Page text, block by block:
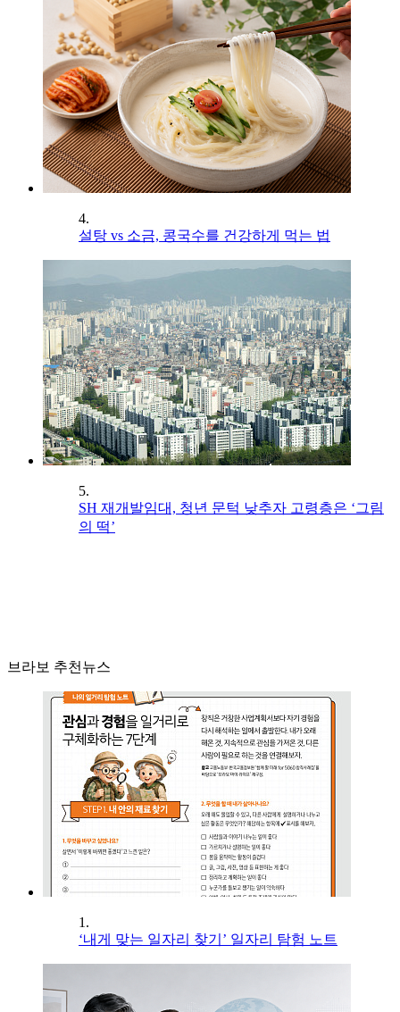
4.
설탕 vs 소금, 콩국수를 건강하게 먹는 법
5.
SH 재개발임대, 청년 문턱 낮추자 고령층은 ‘그림
의 떡’
브라보 추천뉴스
1.
‘내게 맞는 일자리 찾기’ 일자리 탐험 노트